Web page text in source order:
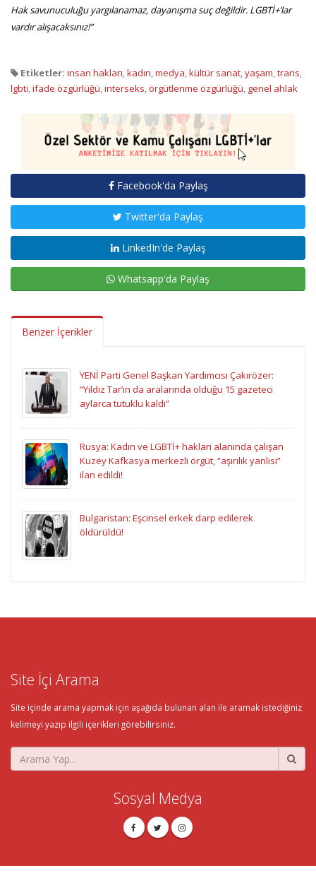
Hak savunuculuğu yargılanamaz, dayanışma suç değildir. LGBTİ+’lar
vardır alışacaksınız!”
Etiketler: insan hakları,kadın,medya,kültür sanat,yaşam,trans,
lgbti,ifade özgürlüğü,interseks,örgütlenme özgürlüğü, genel ahlak
Facebook'da Paylaş
Twitter'da Paylaş
LinkedIn'de Paylaş
Whatsapp'da Paylaş
Benzer İçerikler
YENİ Parti Genel Başkan Yardımcısı Çakırözer:
“Yıldız Tar’ın da aralarında olduğu 15 gazeteci
aylarca tutuklu kaldı”
Rusya: Kadın ve LGBTİ+ hakları alanında çalışan
Kuzey Kafkasya merkezli örgüt, “aşırılık yanlısı”
ilan edildi!
Bulgaristan: Eşcinsel erkek darp edilerek
öldürüldü!
Site İçi Arama
Site içinde arama yapmak için aşağıda bulunan alan ile aramak istediğiniz
kelimeyi yazıp ilgili içerikleri görebilirsiniz.
Sosyal Medya